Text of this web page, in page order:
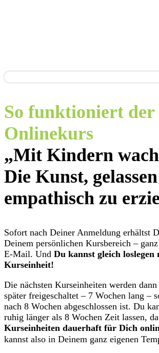
So funktioniert der
Onlinekurs
„Mit Kindern
Die Kunst,
empathisch zu
Sofort nach Deiner Anmeldung erhältst
Deinem persönlichen Kursbereich –
E-Mail. Und Du kannst gleich loslegen
Kurseinheit!
Die nächsten Kurseinheiten werden
später freigeschaltet – 7 Wochen lang –
nach 8 Wochen abgeschlossen ist. Du
ruhig länger als 8 Wochen Zeit lassen, da
Kurseinheiten dauerhaft für Dich
kannst also in Deinem ganz eigenen